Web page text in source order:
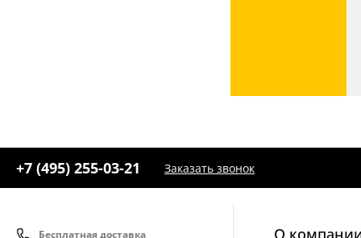
+7 (495) 255-03-21 Заказать звонок
Бесплатная доставка О